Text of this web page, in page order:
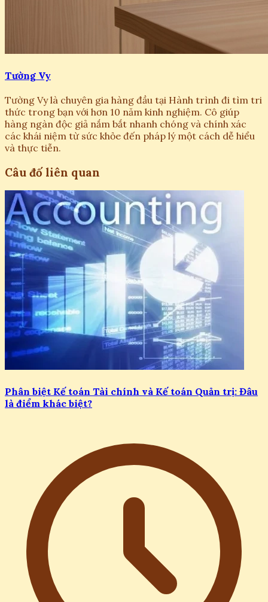
Tường Vy
Tường Vy là chuyên gia hàng đầu tại Hành trình đi tìm tri
thức trong bạn với hơn 10 năm kinh nghiệm. Cô giúp
hàng ngàn độc giả nắm bắt nhanh chóng và chính xác
các khái niệm từ sức khỏe đến pháp lý một cách dễ hiểu
và thực tiễn.
Câu đố liên quan
Phân biệt Kế toán Tài chính và Kế toán Quản trị: Đâu
là điểm khác biệt?